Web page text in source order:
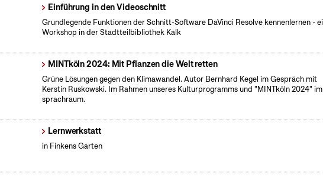
Einführung in den Videoschnitt
Grundlegende Funktionen der Schnitt-Software DaVinci Resolve kennenlernen -
Workshop in der Stadtteilbibliothek Kalk
MINTköln 2024: Mit Pflanzen die Welt retten
Grüne Lösungen gegen den Klimawandel. Autor Bernhard Kegel im Gespräch mit
Kerstin Ruskowski. Im Rahmen unseres Kulturprogramms und "MINTköln 2024" im
sprachraum.
Lernwerkstatt
in Finkens Garten